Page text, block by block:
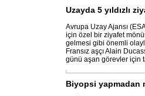
Uzayda 5 yıldızlı
Avrupa Uzay Ajansı
için özel bir ziyafet
gelmesi gibi önemli
Fransız aşçı Alain
günü aşan görevler için
Biyopsi yapmadan